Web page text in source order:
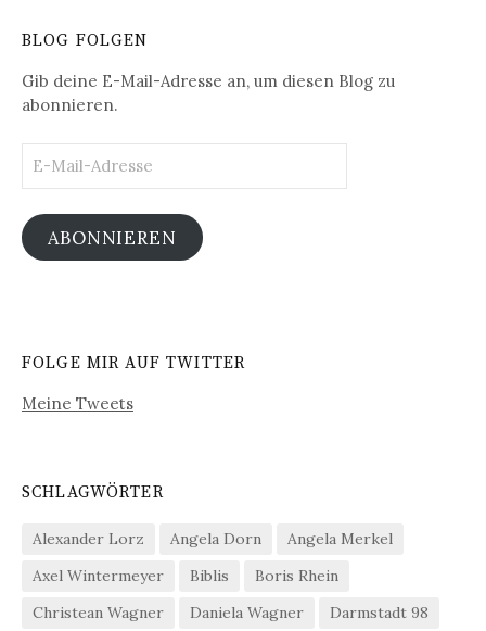
BLOG FOLGEN
Gib deine E-Mail-Adresse an, um diesen Blog zu
abonnieren.
Mail-
ABONNIEREN
FOLGE MIR AUF TWITTER
Meine Tweets
SCHLAGWÖRTER
Alexander Lorz Angela Dorn
Angela Merkel
Axel Wintermeyer
Biblis
Boris Rhein
Christean Wagner
Daniela Wagner
Darmstadt 98